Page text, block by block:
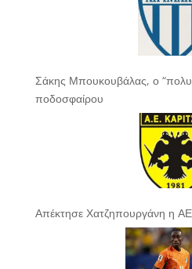
Σάκης Μπουκουβάλας, ο
ποδοσφαίρου
Απέκτησε Χατζηπουργάνη η